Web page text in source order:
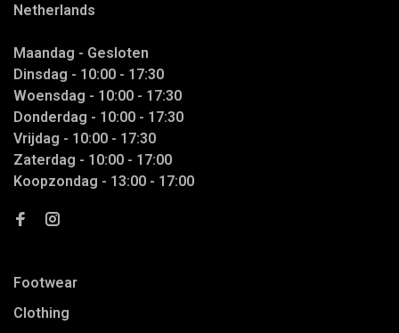
Netherlands
Maandag - Gesloten
Dinsdag - 10:00 - 17:30
Woensdag - 10:00 - 17:30
Donderdag - 10:00 - 17:30
Vrijdag - 10:00 - 17:30
Zaterdag - 10:00 - 17:00
Koopzondag - 13:00 - 17:00
Footwear
Clothing